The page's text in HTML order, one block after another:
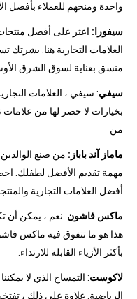
واحدة ومنحهم للعملاء بأفضل
سيفورا: اعثر على أفضل
العلامات التجارية هنا. بشرتك
منسق بعناية لسوق الشرق
سيفي: سيفي ، العلامات
بخيارات لا حصر لها من
من
ماماز آند باباز: من صنع الوالدين
مهمة تقديم الأفضل لطفلك.
أفضل العلامات التجارية
ماكس فاشون: نعم ، يمكن أن
هذا هو ما تتفوق فيه ماكس
بأكثر الأزياء القابلة للارتداء.
لاكوست: التمساح الذي لا
الرياضية. علاوة على ذلك ،